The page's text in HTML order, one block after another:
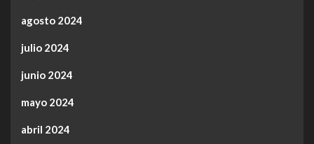
agosto 2024
julio 2024
junio 2024
mayo 2024
abril 2024